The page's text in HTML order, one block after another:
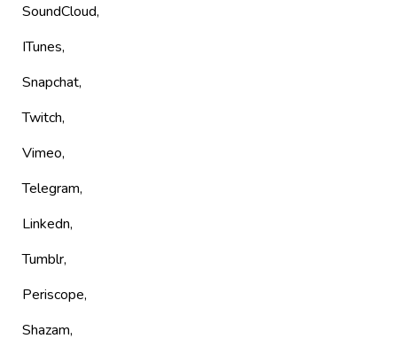
SoundCloud,
ITunes,
Snapchat,
Twitch,
Vimeo,
Telegram,
Linkedn,
Tumblr,
Periscope,
Shazam,